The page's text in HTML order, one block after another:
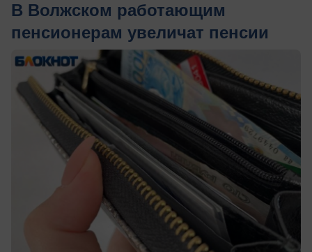
В Волжском работающим
пенсионерам увеличат пенсии